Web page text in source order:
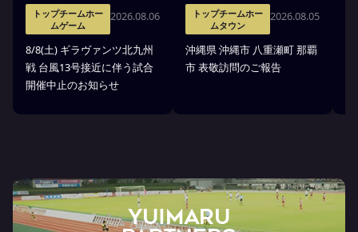
トップチームホー
ムゲーム
2026.08.06
8/8(土) ギラヴァンツ北九州
戦 台風13号接近に伴う試合
開催中止のお知らせ
トップチームホー
ムタウン
2026.08.05
沖縄県 沖縄市 八重瀬町 那覇
市 表敬訪問のご報告
YUIMARU